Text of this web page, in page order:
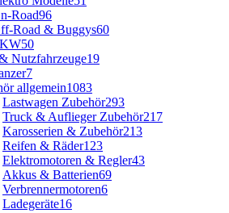
Road96
Road & Buggys60
50
Nutzfahrzeuge19
7
allgemein1083
Lastwagen Zubehör293
Truck & Auflieger Zubehör217
Karosserien & Zubehör213
Reifen & Räder123
Elektromotoren & Regler43
Akkus & Batterien69
Verbrennermotoren6
Ladegeräte16